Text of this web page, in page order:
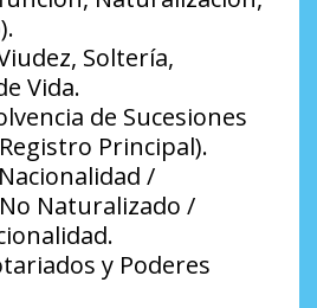
Soltería,
Vida.
de Sucesiones
Principal).
/
Naturalizado /
y Poderes